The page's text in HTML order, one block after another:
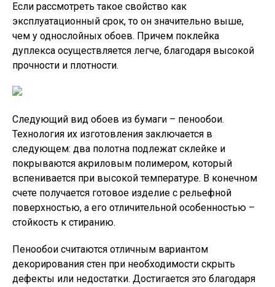
Если рассмотреть такое свойство как
эксплуатационный срок, то он значительно выше,
чем у однослойных обоев. Причем поклейка
дуплекса осуществляется легче, благодаря высокой
прочности и плотности.
Следующий вид обоев из бумаги – пенообои.
Технология их изготовления заключается в
следующем: два полотна подлежат склейке и
покрываются акриловым полимером, который
вспенивается при высокой температуре. В конечном
счете получается готовое изделие с рельефной
поверхностью, а его отличительной особенностью –
стойкость к стиранию.
Пенообои считаются отличным вариантом
декорирования стен при необходимости скрыть
дефекты или недостатки. Достигается это благодаря